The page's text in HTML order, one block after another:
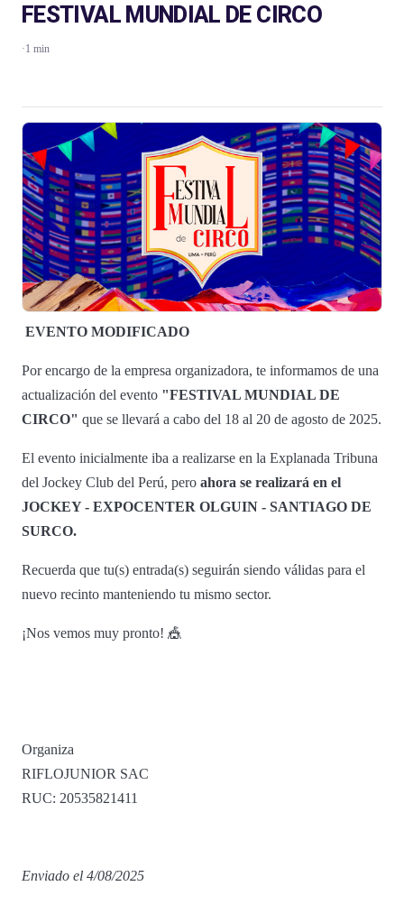
FESTIVAL MUNDIAL DE CIRCO
·1 min
EVENTO MODIFICADO
Por encargo de la empresa organizadora, te informamos de una
actualización del evento "FESTIVAL MUNDIAL DE
CIRCO" que se llevará a cabo del 18 al 20 de agosto de 2025.
El evento inicialmente iba a realizarse en la Explanada Tribuna
del Jockey Club del Perú, pero ahora se realizará en el
JOCKEY - EXPOCENTER OLGUIN - SANTIAGO DE
SURCO.
Recuerda que tu(s) entrada(s) seguirán siendo válidas para el
nuevo recinto manteniendo tu mismo sector.
¡Nos vemos muy pronto! 🎪
Organiza
RIFLOJUNIOR SAC
RUC: 20535821411
Enviado el 4/08/2025